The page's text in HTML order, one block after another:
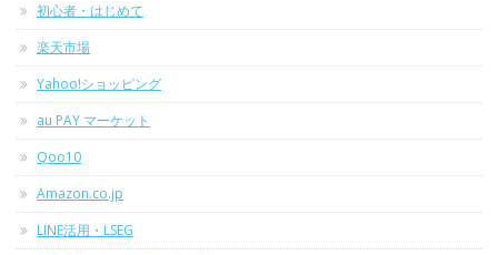
初心者・はじめて
楽天市場
Yahoo!ショッピング
au PAY マーケット
Qoo10
Amazon.co.jp
LINE活用・LSEG